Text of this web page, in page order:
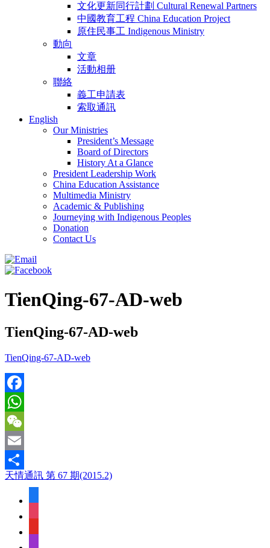
文化更新同行計劃 Cultural Renewal Partners
中國教育工程 China Education Project
原住民事工 Indigenous Ministry
動向
文章
活動相册
聯絡
義工申請表
索取通訊
English
Our Ministries
President’s Message
Board of Directors
History At a Glance
President Leadership Work
China Education Assistance
Multimedia Ministry
Academic & Publishing
Journeying with Indigenous Peoples
Donation
Contact Us
TienQing-67-AD-web
TienQing-67-AD-web
TienQing-67-AD-web
Facebook
WhatsApp
WeChat
Email
Share
天情通訊 第 67 期(2015.2)